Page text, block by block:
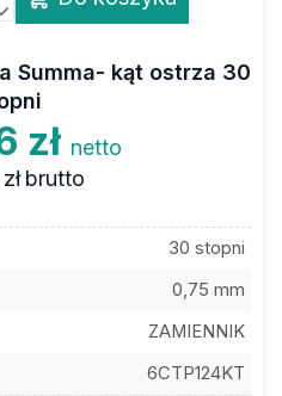
Summa- kąt ostrza 30
zł netto
brutto
30 stopni
0,75 mm
ZAMIENNIK
6CTP124KT